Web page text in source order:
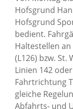
Hofsgrund
Hofsgrund
bedient.
Haltestellen
(L126) bzw. St.
Linien 142
Fahrtrichtung
gleiche
Abfahrts- und